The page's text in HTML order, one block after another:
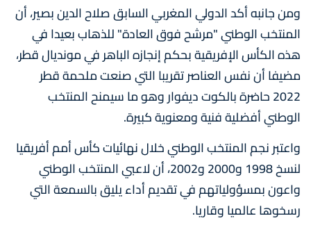
ومن جانبه أكد الدولي المغربي السابق صلاح الدين بصير، أن
المنتخب الوطني "مرشح فوق العادة" للذهاب بعيدا في
هذه الكأس الإفريقية بحكم إنجازه الباهر في مونديال قطر،
مضيفا أن نفس العناصر تقريبا التي صنعت ملحمة قطر
2022 حاضرة بالكوت ديفوار وهو ما سيمنح المنتخب
الوطني أفضلية فنية ومعنوية كبيرة.
واعتبر نجم المنتخب الوطني خلال نهائيات كأس أمم أفريقيا
لنسخ 1998 و2000 و2002، أن لاعبي المنتخب الوطني
واعون بمسؤولياتهم في تقديم أداء يليق بالسمعة التي
رسخوها عالميا وقاريا.